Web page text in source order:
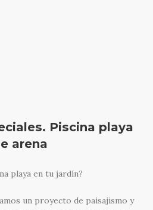
Piscina playa
arena
playa en tu jardín?
un proyecto de paisajismo y